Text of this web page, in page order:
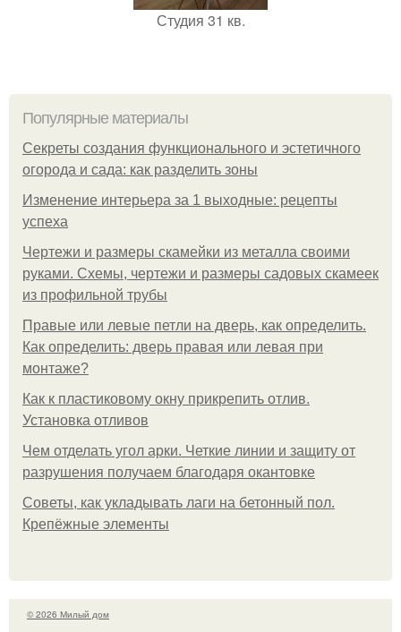
Студия 31 кв.
Популярные материалы
Секреты создания функционального и эстетичного
огорода и сада: как разделить зоны
Изменение интерьера за 1 выходные: рецепты
успеха
Чертежи и размеры скамейки из металла своими
руками. Схемы, чертежи и размеры садовых скамеек
из профильной трубы
Правые или левые петли на дверь, как определить.
Как определить: дверь правая или левая при
монтаже?
Как к пластиковому окну прикрепить отлив.
Установка отливов
Чем отделать угол арки. Четкие линии и защиту от
разрушения получаем благодаря окантовке
Советы, как укладывать лаги на бетонный пол.
Крепёжные элементы
© 2026 Милый дом